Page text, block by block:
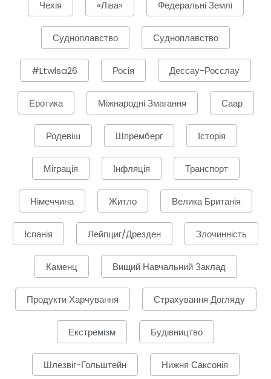
Чехія «Ліва» Федеральні Землі
Судноплавство Судноплавство
#ltwlsa26 Росія Дессау-Росслау
Еротика Міжнародні Змагання Саар
Родевіш Шпремберг Історія
Міграція Інфляція Транспорт
Німеччина Житло Велика Британія
Іспанія Лейпциг/Дрезден Злочинність
Каменц Вищий Навчальний Заклад
Продукти Харчування Страхування Догляду
Екстремізм Будівництво
Шлезвіг-Гольштейн Нижня Саксонія